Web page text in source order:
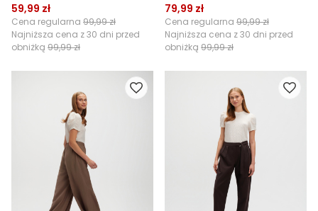
59,99 zł
Cena regularna 99,99 zł
Najniższa cena z 30 dni przed
obniżką 99,99 zł
79,99 zł
Cena regularna 99,99 zł
Najniższa cena z 30 dni przed
obniżką 99,99 zł